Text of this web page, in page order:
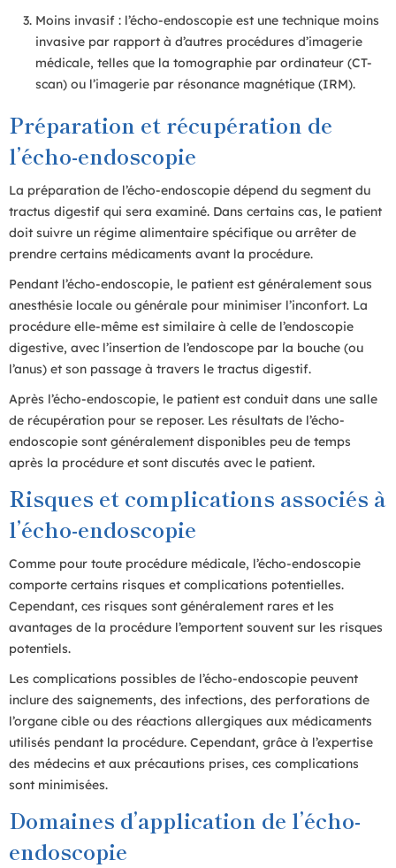
Moins invasif : l’écho-endoscopie est une technique moins
invasive par rapport à d’autres procédures d’imagerie
médicale, telles que la tomographie par ordinateur (CT-
scan) ou l’imagerie par résonance magnétique (IRM).
Préparation et récupération de
l’écho-endoscopie
La préparation de l’écho-endoscopie dépend du segment du
tractus digestif qui sera examiné. Dans certains cas, le patient
doit suivre un régime alimentaire spécifique ou arrêter de
prendre certains médicaments avant la procédure.
Pendant l’écho-endoscopie, le patient est généralement sous
anesthésie locale ou générale pour minimiser l’inconfort. La
procédure elle-même est similaire à celle de l’endoscopie
digestive, avec l’insertion de l’endoscope par la bouche (ou
l’anus) et son passage à travers le tractus digestif.
Après l’écho-endoscopie, le patient est conduit dans une salle
de récupération pour se reposer. Les résultats de l’écho-
endoscopie sont généralement disponibles peu de temps
après la procédure et sont discutés avec le patient.
Risques et complications associés à
l’écho-endoscopie
Comme pour toute procédure médicale, l’écho-endoscopie
comporte certains risques et complications potentielles.
Cependant, ces risques sont généralement rares et les
avantages de la procédure l’emportent souvent sur les risques
potentiels.
Les complications possibles de l’écho-endoscopie peuvent
inclure des saignements, des infections, des perforations de
l’organe cible ou des réactions allergiques aux médicaments
utilisés pendant la procédure. Cependant, grâce à l’expertise
des médecins et aux précautions prises, ces complications
sont minimisées.
Domaines d’application de l’écho-
endoscopie